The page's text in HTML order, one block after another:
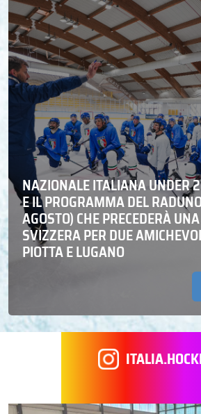
NAZIONALE ITALIANA UNDER
E IL PROGRAMMA DEL
AGOSTO) CHE PRECEDERÀ
SVIZZERA PER DUE
PIOTTA E LUGANO